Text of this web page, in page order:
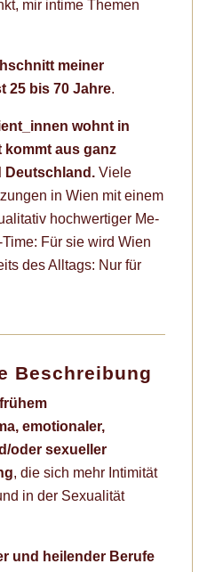
mir intime Themen
meiner
25 bis 70 Jahre.
wohnt in
kommt aus ganz
Deutschland. Viele
in Wien mit einem
hochwertiger Me-
Für sie wird Wien
des Alltags: Nur für
Beschreibung
emotionaler,
oder sexueller
, die sich mehr Intimität
in der Sexualität
und heilender Berufe